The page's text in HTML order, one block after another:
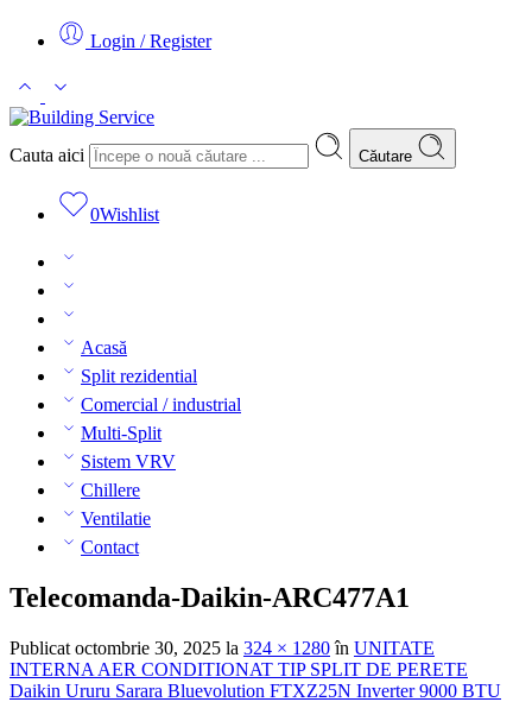
Login / Register
Cauta aici Căutare
0Wishlist
Acasă
Split rezidential
Comercial / industrial
Multi-Split
Sistem VRV
Chillere
Ventilatie
Contact
Telecomanda-Daikin-ARC477A1
Publicat octombrie 30, 2025 la 324 × 1280în UNITATE
INTERNA AER CONDITIONAT TIP SPLIT DE PERETE
Daikin Ururu Sarara Bluevolution FTXZ25N Inverter 9000 BTU